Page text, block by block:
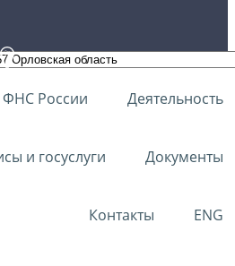
России Деятельность
и госуслуги Документы
Контакты ENG